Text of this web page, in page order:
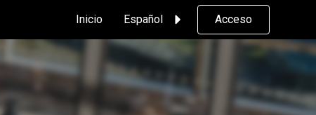
Inicio Español Acceso